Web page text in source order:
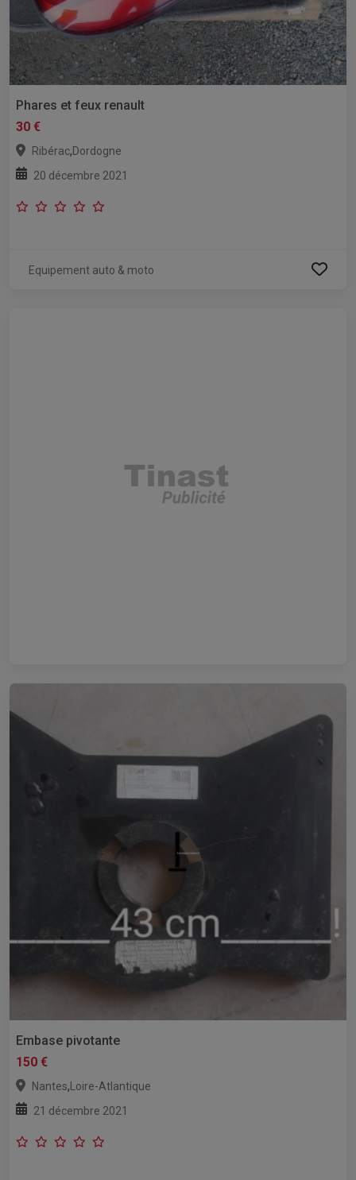
Phares et feux renault
30 €
Ribérac,Dordogne
20 décembre 2021
Equipement auto & moto
Embase pivotante
150 €
Nantes, Loire-Atlantique
21 décembre 2021